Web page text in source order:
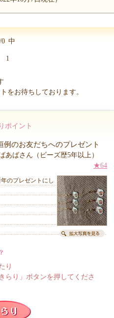
0 中
1
をお待ちしております。
ポイント
例のお友だちへのプレゼント
あばさん（ビーズ歴5年以上）
★64
のプレゼントにし
り
らり」ボタンを押してくださ